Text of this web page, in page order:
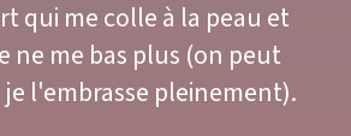
qui me colle à la peau et
ne me bas plus (on peut
l'embrasse pleinement).